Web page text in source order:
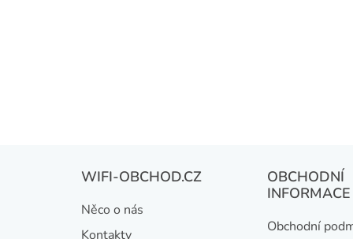
WIFI-OBCHOD.CZ
Něco o nás
Kontakty
OBCHODNÍ
INFORMACE
Obchodní